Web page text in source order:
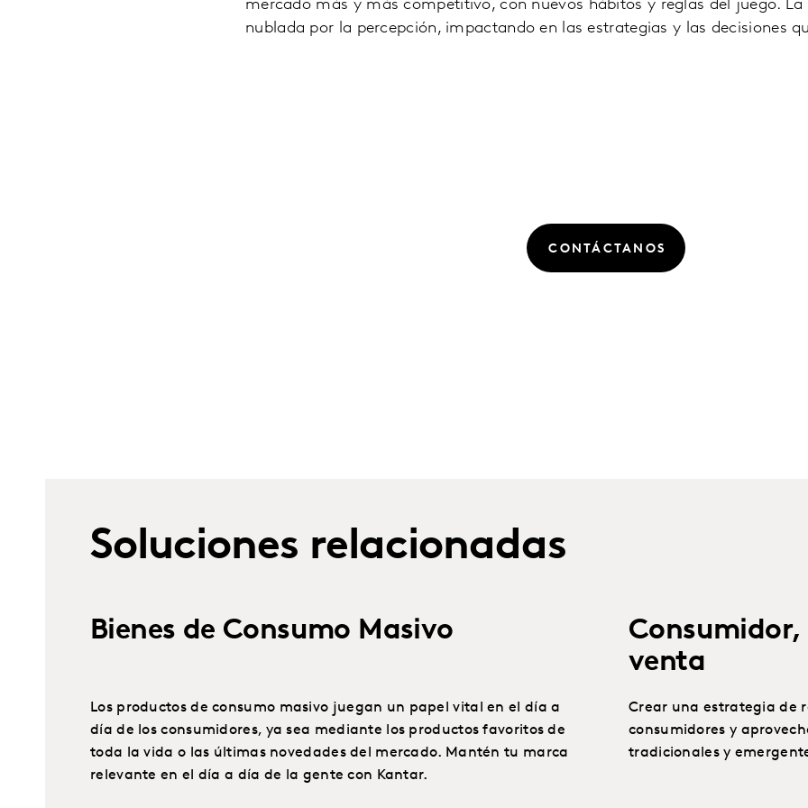
mercado más y más competitivo, con nuevos hábitos y reglas del juego. La
nublada por la percepción, impactando en las estrategias y las decisiones
CONTÁCTANOS
Soluciones relacionadas
Bienes de Consumo Masivo
Los productos de consumo masivo juegan un papel vital en el día a
día de los consumidores, ya sea mediante los productos favoritos de
toda la vida o las últimas novedades del mercado. Mantén tu marca
relevante en el día a día de la gente con Kantar.
venta
Crear una estrategia de
consumidores y
tradicionales y